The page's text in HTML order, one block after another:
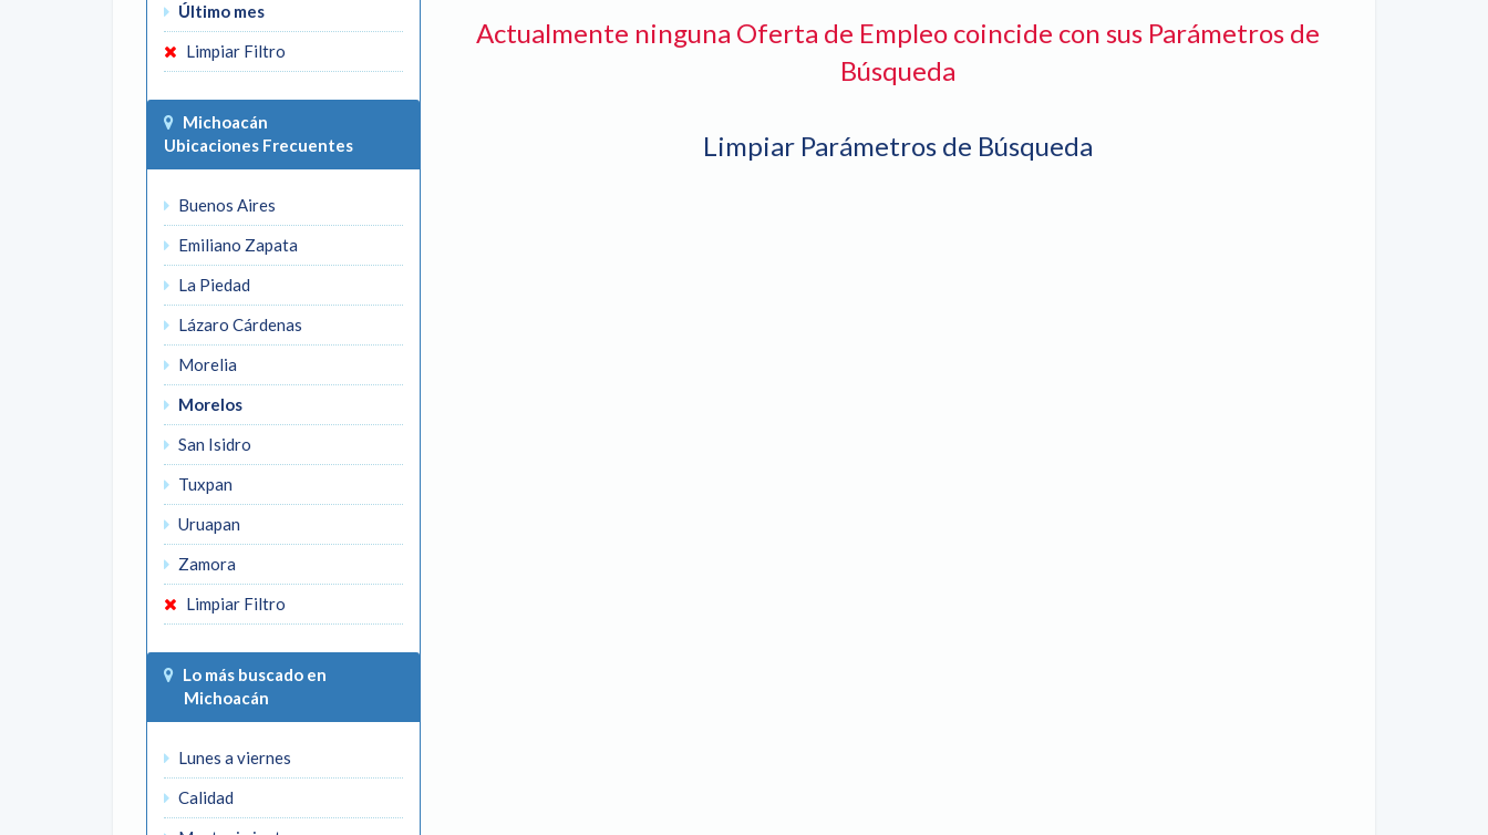
Último mes
Limpiar Filtro
Michoacán
Ubicaciones Frecuentes
Buenos Aires
Emiliano Zapata
La Piedad
Lázaro Cárdenas
Morelia
Morelos
San Isidro
Tuxpan
Uruapan
Zamora
Limpiar Filtro
Lo más buscado en
Michoacán
Lunes a viernes
Calidad
Actualmente ninguna Oferta de Empleo coincide con sus Parámetros de
Búsqueda
Limpiar Parámetros de Búsqueda